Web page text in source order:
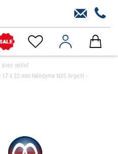
avec œillet
x 22 mm Néodyme N35 Argent -